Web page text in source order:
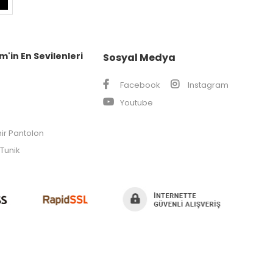
En Sevilenleri
Pantolon
Sosyal Medya
Facebook
Instagram
Youtube